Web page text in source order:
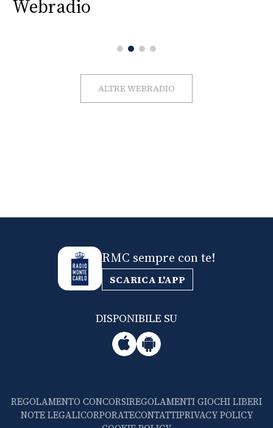
Webradio
ALTRE WEBRADIO
RMC sempre con te!
SCARICA L'APP
DISPONIBILE SU
REGOLAMENTO CONCORSIREGOLAMENTI GIOCHI LIBERI
NOTE LEGALICORPORATECONTATTIPRIVACY POLICY